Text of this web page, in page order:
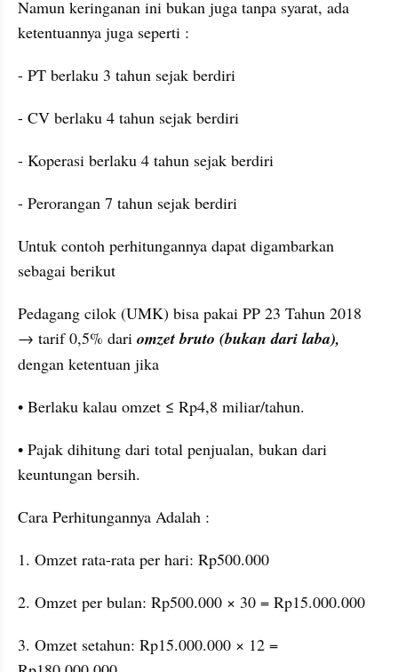
Namun keringanan ini bukan juga tanpa syarat, ada
ketentuannya juga seperti :
- PT berlaku 3 tahun sejak berdiri
- CV berlaku 4 tahun sejak berdiri
- Koperasi berlaku 4 tahun sejak berdiri
- Perorangan 7 tahun sejak berdiri
Untuk contoh perhitungannya dapat digambarkan
sebagai berikut
Pedagang cilok (UMK) bisa pakai PP 23 Tahun 2018
→ tarif 0,5% dari omzet bruto (bukan dari laba),
dengan ketentuan jika
• Berlaku kalau omzet ≤ Rp4,8 miliar/tahun.
• Pajak dihitung dari total penjualan, bukan dari
keuntungan bersih.
Cara Perhitungannya Adalah :
1. Omzet rata-rata per hari: Rp500.000
2. Omzet per bulan: Rp500.000 × 30 = Rp15.000.000
3. Omzet setahun: Rp15.000.000 × 12 =